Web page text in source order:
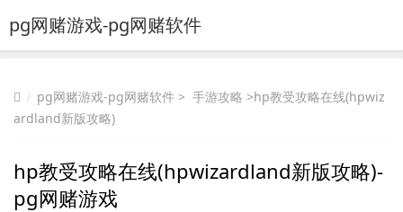
pg网赌游戏-pg网赌软件
pg网赌游戏-pg网赌软件 > 手游攻略 >hp教受攻略在线(hpwiz
ardland新版攻略)
hp教受攻略在线(hpwizardland新版攻略)-
pg网赌游戏